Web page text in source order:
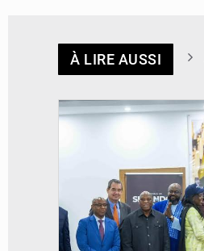
À LIRE AUSSI